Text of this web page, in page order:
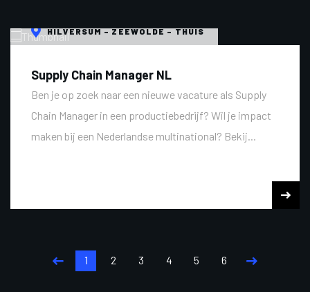
HILVERSUM - ZEEWOLDE - THUIS
Supply Chain Manager NL
Ben je op zoek naar een nieuwe vacature als Supply
Chain Manager in een productiebedrijf? Wil je impact
maken bij een Nederlandse multinational? Bekij...
1 2 3 4 5 6